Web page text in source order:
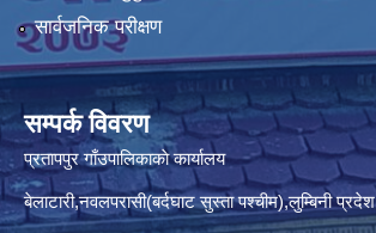
सार्वजनिक परीक्षण
सम्पर्क विवरण
प्रतापपुर गाँउपालिकाकाे कार्यालय
बेलाटारी,नवलपरासी(बर्दघाट सुस्ता पश्चीम),लुम्बिनी प्रदेश